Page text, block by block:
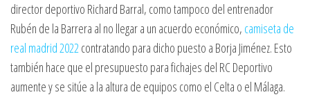
director deportivo Richard Barral, como tampoco del entrenador
Rubén de la Barrera al no llegar a un acuerdo económico, camiseta de
real madrid 2022contratando para dicho puesto a Borja Jiménez. Esto
también hace que el presupuesto para fichajes del RC Deportivo
aumente y se sitúe a la altura de equipos como el Celta o el Málaga.